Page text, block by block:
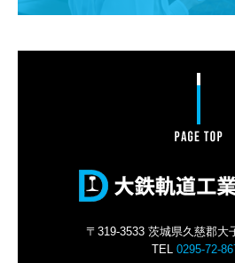
〒319-3533 茨城県久慈郡大
TEL 0295-72-